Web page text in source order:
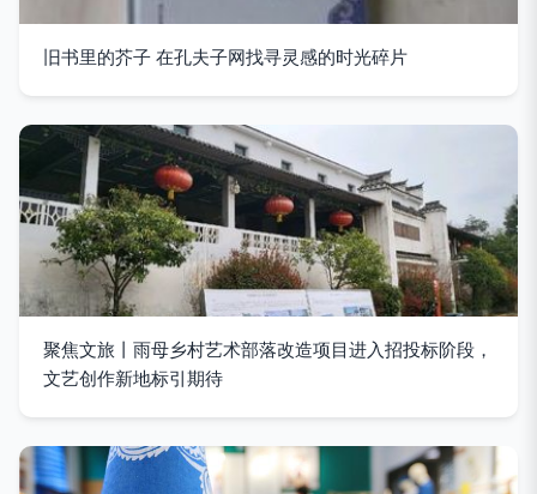
旧书里的芥子 在孔夫子网找寻灵感的时光碎片
聚焦文旅丨雨母乡村艺术部落改造项目进入招投标阶段，
文艺创作新地标引期待